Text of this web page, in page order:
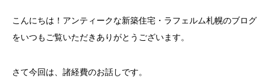
こんにちは！アンティークな新築住宅・ラフェルム札幌のブログ
をいつもご覧いただきありがとうございます。
さて今回は、諸経費のお話しです。